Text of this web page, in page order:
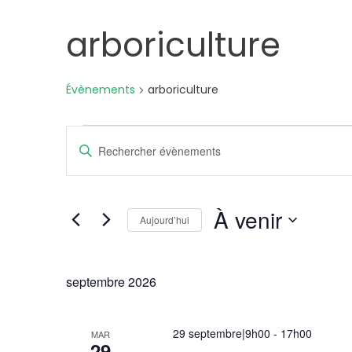
arboriculture
Évènements arboriculture
Évènements
Recherche
et
navigation
de
vues
Saisir
Rechercher
Évènements
clé.
Aujourd’hui À venir
septembre 2026
MAR 29 septembre|9h00 - 17h00